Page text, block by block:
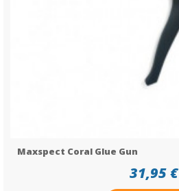
Maxspect Coral Glue Gun
31,95 €